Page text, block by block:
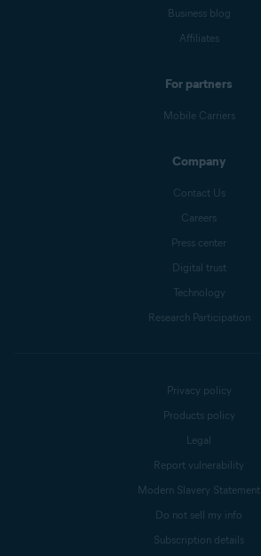
Business blog
Affiliates
For partners
Mobile Carriers
Company
Contact Us
Careers
Press center
Digital trust
Technology
Research Participation
Privacy policy
Products policy
Legal
Report vulnerability
Modern Slavery Statement
Do not sell my info
Subscription details